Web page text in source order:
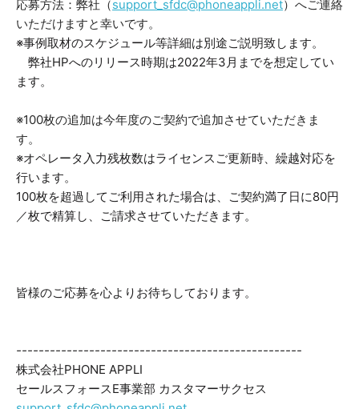
応募方法：弊社（support_sfdc@phoneappli.net）へご連絡
いただけますと幸いです。
※事例取材のスケジュール等詳細は別途ご説明致します。
弊社HPへのリリース時期は2022年3月までを想定してい
ます。
※100枚の追加は今年度のご契約で追加させていただきま
す。
※オペレータ入力残枚数はライセンスご更新時、繰越対応を
行います。
100枚を超過してご利用された場合は、ご契約満了日に80円
／枚で精算し、ご請求させていただきます。
皆様のご応募を心よりお待ちしております。
---------------------------------------------------
株式会社PHONE APPLI
セールスフォースE事業部 カスタマーサクセス